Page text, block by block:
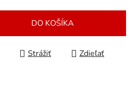
DO KOŠÍKA
Strážiť Zdieľať